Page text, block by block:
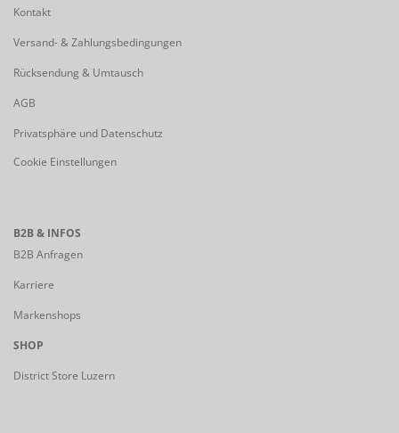
Kontakt
Versand- & Zahlungsbedingungen
Rücksendung & Umtausch
AGB
Privatsphäre und Datenschutz
Cookie Einstellungen
B2B & INFOS
B2B Anfragen
Karriere
Markenshops
SHOP
District Store Luzern